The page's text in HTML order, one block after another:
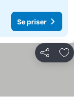
Se priser
Dela